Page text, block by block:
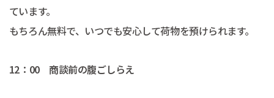
ています。
もちろん無料で、いつでも安心して荷物を預けられます。
12：00 商談前の腹ごしらえ